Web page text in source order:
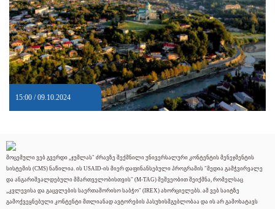
15:00 / 09.10.2024
მოცემული ვებ გვერდი „ჯუმლას" ძრავზე შექმნილი უნივერსალური კონტენტის მენეჯმენტის
სისტემის (CMS) ნაწილია. ის USAID-ის მიერ დაფინანსებული პროგრამის "მედია გამჭვირვალე
და ანგარიშვალდებული მმართველობისთვის" (M-TAG) მეშვეობით შეიქმნა, რომელსაც
„კვლევისა და გაცვლების საერთაშორისო საბჭო" (IREX) ახორციელებს. ამ ვებ საიტზე
გამოქვეყნებული კონტენტი მთლიანად ავტორების პასუხისმგებლობაა და ის არ გამოხატავს